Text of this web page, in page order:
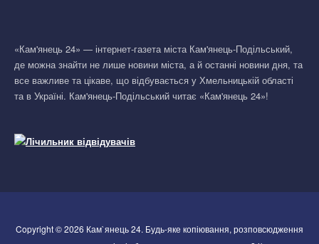
«Кам'янець 24» — інтернет-газета міста Кам'янець-Подільський,
де можна знайти не лише новини міста, а й останні новини дня, та
все важливе та цікаве, що відбувається у Хмельницькій області
та в Україні. Кам'янець-Подільський читає «Кам'янець 24»!
Copyright © 2026 Кам`янець 24. Будь-яке копіювання, розповсюдження